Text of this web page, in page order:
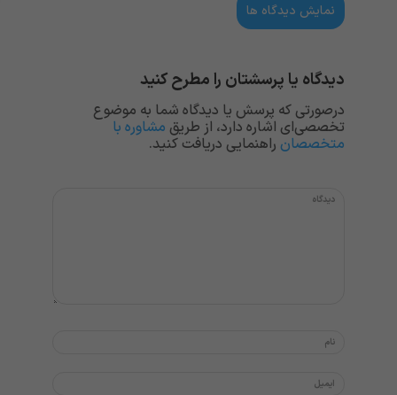
نمایش دیدگاه ها
دیدگاه یا پرسشتان را مطرح کنید
درصورتی که پرسش یا دیدگاه شما به موضوع
تخصصی‌ای اشاره دارد، از طریق مشاوره با
متخصصان راهنمایی دریافت کنید.